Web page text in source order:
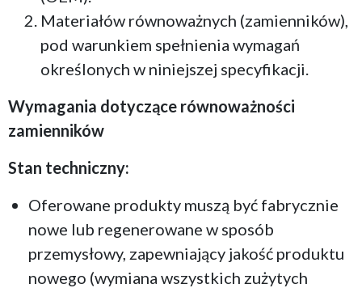
Materiałów równoważnych (zamienników),
pod warunkiem spełnienia wymagań
określonych w niniejszej specyfikacji.
Wymagania dotyczące równoważności
zamienników
Stan techniczny:
Oferowane produkty muszą być fabrycznie
nowe lub regenerowane w sposób
przemysłowy, zapewniający jakość produktu
nowego (wymiana wszystkich zużytych